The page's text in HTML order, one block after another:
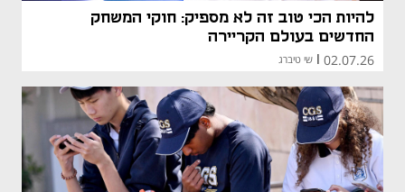
להיות הכי טוב זה לא מספיק: חוקי המשחק
החדשים בעולם הקריירה
02.07.26
| שי טיברג